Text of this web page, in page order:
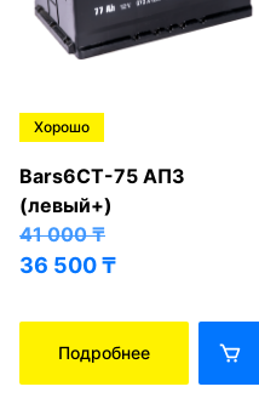
Хорошо
Bars6СТ-75 АПЗ
(левый+)
41 000₸
36 500₸
Подробнее